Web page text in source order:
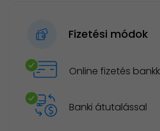
Fizetési módok
Online fizetés
Banki átutalással